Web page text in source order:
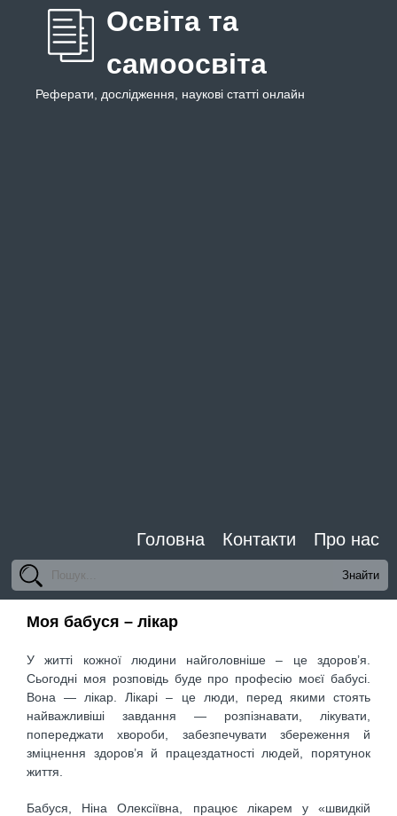
Освіта та
самоосвіта
Реферати, дослідження, наукові статті онлайн
Головна Контакти Про нас
Моя бабуся – лікар
У житті кожної людини найголовніше – це здоров’я.
Сьогодні моя розповідь буде про професію моєї бабусі.
Вона — лікар. Лікарі – це люди, перед якими стоять
найважливіші завдання — розпізнавати, лікувати,
попереджати хвороби, забезпечувати збереження й
зміцнення здоров’я й працездатності людей, порятунок
життя.
Бабуся, Ніна Олексіївна, працює лікарем у «швидкій